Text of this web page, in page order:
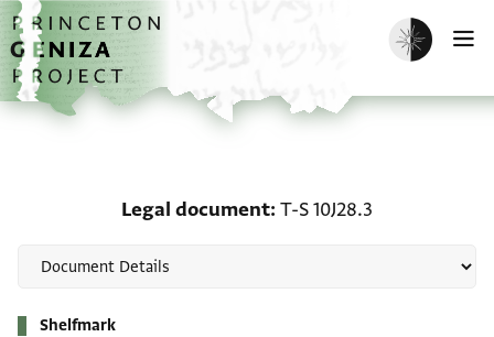
Skip to main content
home
Enable dark
Legal document T-S 10J28.3
Shelfmark